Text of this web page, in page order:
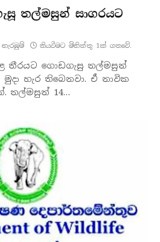
තල්මසුන් සාගරයට
නැරඹු​ම් කියවීමට මිනිත්තු 1ක් ගතවේ.
තීරයට ගොඩගැසු තල්මසුන්
හැර තිබෙනවා. ඒ නාවික
තල්මසුන් 14…